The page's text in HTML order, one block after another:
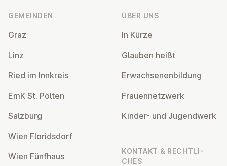
GEMEINDEN
Graz
Linz
Ried im Innkreis
EmK St. Pölten
Salzburg
Wien Flo­rids­dorf
Wien Fünfhaus
ÜBER UNS
In Kürze
Glauben heißt
Er­wach­se­nen­bil­dung
Frau­en­netz­werk
Kinder- und Ju­gend­werk
KONTAKT & RECHT­LI­
CHES